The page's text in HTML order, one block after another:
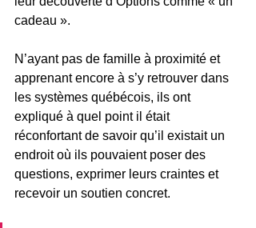
cadeau ».
N’ayant pas de famille à proximité et
apprenant encore à s’y retrouver dans
les systèmes québécois, ils ont
expliqué à quel point il était
réconfortant de savoir qu’il existait un
endroit où ils pouvaient poser des
questions, exprimer leurs craintes et
recevoir un soutien concret.